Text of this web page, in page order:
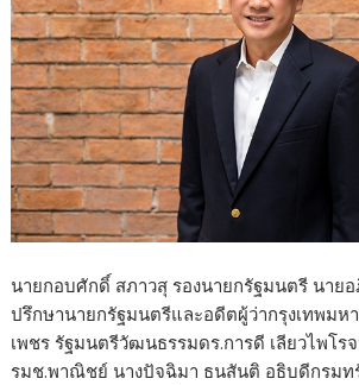
นายกอบศักดิ์ สภาวสุ รองนายกรัฐมนตรี นาย
ปรึกษานายกรัฐมนตรีและอดีตผู้ว่ากรุงเทพมห
เพชร รัฐมนตรีวัฒนธรรมดร.การดี เลียวไพโร
รมช.พาณิชย์ นางปัจฉิมา ธนสันติ อธิบดีกรม